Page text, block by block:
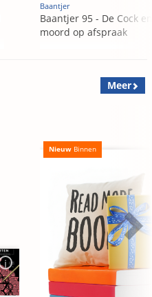
Baantjer
Baantjer 95 - De Cock
moord op afspraak
Meer
Nieuw Binnen